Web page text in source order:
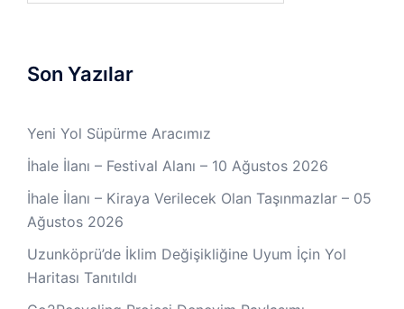
Son Yazılar
Yeni Yol Süpürme Aracımız
İhale İlanı – Festival Alanı – 10 Ağustos 2026
İhale İlanı – Kiraya Verilecek Olan Taşınmazlar – 05
Ağustos 2026
Uzunköprü’de İklim Değişikliğine Uyum İçin Yol
Haritası Tanıtıldı